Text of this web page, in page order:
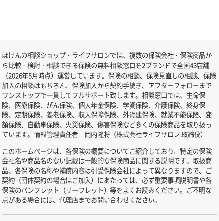
ほけんの相談ショップ・ライフサロンでは、複数の保険会社・保険商品か
ら比較・検討・相談できる保険の無料相談窓口を2ブランドで全国43店舗
（2026年5月時点）運営しています。保険の相談、保険見直しの相談、保険
加入の相談はもちろん、保険加入から契約手続き、アフターフォローまで
ワンストップで一貫してフルサポート致します。相談窓口では、生命保
険、医療保険、がん保険、個人年金保険、学資保険、介護保険、終身保
険、定期保険、養老保険、収入保障保険、外貨建保険、就業不能保険、変
額保険、自動車保険、火災保険、傷害保険など多くの保険商品を取り扱っ
ています。情報管理責任者 岡内隆将（株式会社ライフサロン 取締役）
このホームページは、各保険の概要についてご紹介しており、特定の保険
会社名や商品名のない記載は一般的な保険商品に関する説明です。取扱商
品、各保険の名称や補償内容は引受保険会社によって異なりますので、ご
契約（団体契約の場合はご加入）にあたっては、必ず重要事項説明書や各
保険のパンフレット（リーフレット）等をよくお読みください。ご不明な
点がある場合には、代理店までお問い合わせください。